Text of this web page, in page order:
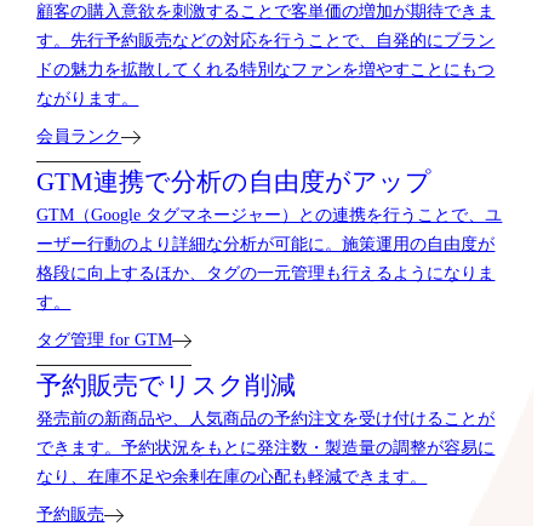
顧客の購入意欲を刺激することで客単価の増加が期待できま
す。先行予約販売などの対応を行うことで、自発的にブラン
ドの魅力を拡散してくれる特別なファンを増やすことにもつ
ながります。
会員ランク
GTM連携で分析の自由度がアップ
GTM（Google タグマネージャー）との連携を行うことで、ユ
ーザー行動のより詳細な分析が可能に。施策運用の自由度が
格段に向上するほか、タグの一元管理も行えるようになりま
す。
タグ管理 for GTM
予約販売でリスク削減
発売前の新商品や、人気商品の予約注文を受け付けることが
できます。予約状況をもとに発注数・製造量の調整が容易に
なり、在庫不足や余剰在庫の心配も軽減できます。
予約販売